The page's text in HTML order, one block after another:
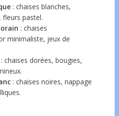
: chaises blanches,
pastel.
: chaises
minimaliste, jeux de
chaises dorées, bougies,
: chaises noires, nappage